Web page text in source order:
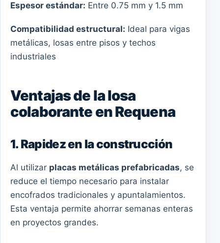
Espesor estándar: Entre 0.75 mm y 1.5 mm
Compatibilidad estructural: Ideal para vigas
metálicas, losas entre pisos y techos
industriales
Ventajas de la losa
colaborante en Requena
1. Rapidez en la construcción
Al utilizar placas metálicas prefabricadas, se
reduce el tiempo necesario para instalar
encofrados tradicionales y apuntalamientos.
Esta ventaja permite ahorrar semanas enteras
en proyectos grandes.